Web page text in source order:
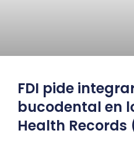
FDI pide
bucodental en
Health Records